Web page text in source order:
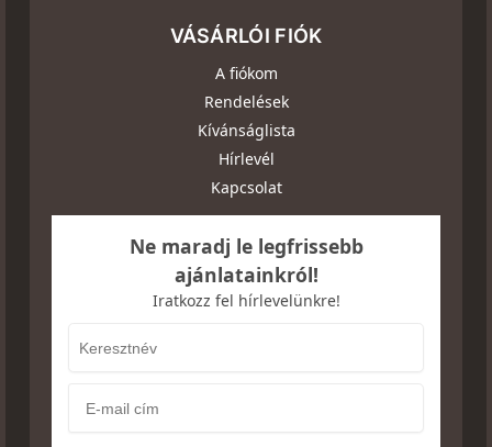
VÁSÁRLÓI FIÓK
A fiókom
Rendelések
Kívánságlista
Hírlevél
Kapcsolat
Ne maradj le legfrissebb
ajánlatainkról!
Iratkozz fel hírlevelünkre!